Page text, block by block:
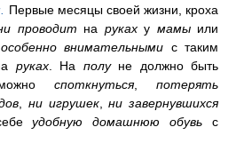
. Первые месяцы своей жизни, кроха
проводит на руках у мамы или
особенно внимательными с таким
руках. На полу не должно быть
споткнуться,потерять
, ни игрушек,ни завернувшихся
удобную домашнюю обувь с